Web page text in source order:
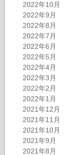
2022年10月
2022年9月
2022年8月
2022年7月
2022年6月
2022年5月
2022年4月
2022年3月
2022年2月
2022年1月
2021年12月
2021年11月
2021年10月
2021年9月
2021年8月